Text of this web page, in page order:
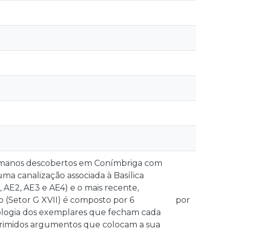
descobertos em Conímbriga com
canalização associada à Basílica
AE3 e AE4) e o mais recente,
G XVII) é composto por 6
dos exemplares que fecham cada
argumentos que colocam a sua
por